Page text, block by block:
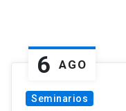
6 AGO
Seminarios